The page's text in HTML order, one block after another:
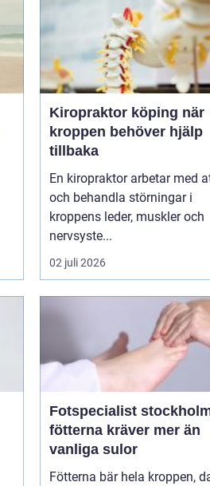
Kiropraktor köping när
kroppen behöver hjälp
tillbaka
En kiropraktor arbetar med
och behandla störningar i
kroppens leder, muskler och
nervsyste...
02 juli 2026
Fotspecialist stockholm
fötterna kräver mer än
vanliga sulor
Fötterna bär hela kroppen,